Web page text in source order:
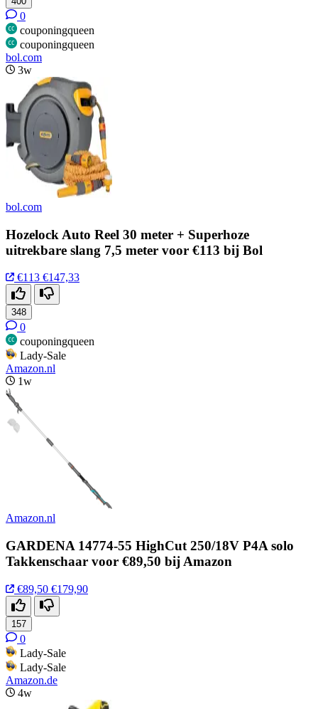
0
couponingqueen
couponingqueen
bol.com
3w
bol.com
Hozelock Auto Reel 30 meter + Superhoze
uitrekbare slang 7,5 meter voor €113 bij Bol
€113 €147,33
348
0
couponingqueen
Lady-Sale
Amazon.nl
1w
Amazon.nl
GARDENA 14774-55 HighCut 250/18V P4A solo
Takkenschaar voor €89,50 bij Amazon
€89,50 €179,90
157
0
Lady-Sale
Lady-Sale
Amazon.de
4w